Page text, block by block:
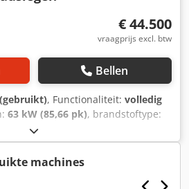
€ 44.500
vraagprijs excl. btw
Bellen
, Functionaliteit: volledig
63 kW (85,66 pk), brandstoftype:
8.835 kg, Bouwjaar:
Kubota KX 080-4 Eco e
Zwenkarm • Fabrikant: Kubota •
2018 • Bedrijfstijden: 3749 uur
machines